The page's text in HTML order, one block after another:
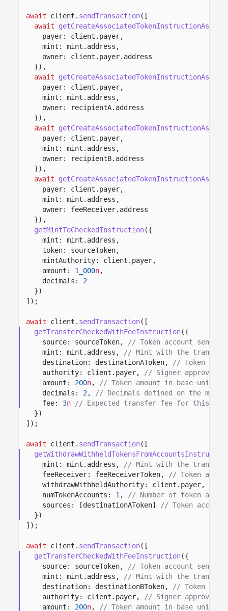
await client. sendTransaction([
await
getCreateAssociatedTokenInstructionAsync
payer: client.payer,
mint: mint.address,
owner: client.payer.address
}),
await
getCreateAssociatedTokenInstructionAsync
payer: client.payer,
mint: mint.address,
owner: recipientA.address
}),
await
getCreateAssociatedTokenInstructionAsync
payer: client.payer,
mint: mint.address,
owner: recipientB.address
}),
await
getCreateAssociatedTokenInstructionAsync
payer: client.payer,
mint: mint.address,
owner: feeReceiver.address
}),
getMintToCheckedInstruction({
mint: mint.address,
token: sourceToken,
mintAuthority: client.payer,
amount:
1_000n,
decimals:
2
})
]);
await client. sendTransaction([
getTransferCheckedWithFeeInstruction({
source: sourceToken,
// Token account
mint: mint.address,
// Mint with the transfer
destination: destinationAToken,
// Token
authority: client.payer,
// Signer approving
amount:
200n,
// Token amount in base units.
decimals:
2,
// Decimals defined on the mint.
fee:
3n
// Expected transfer fee for this
})
]);
await client. sendTransaction([
mint: mint.address,
// Mint with the transfer
feeReceiver: feeReceiverToken,
// Token
withdrawWithheldAuthority: client.payer,
numTokenAccounts:
1 ,
// Number of token
sources: [destinationAToken]
// Token
})
]);
await client. sendTransaction([
getTransferCheckedWithFeeInstruction({
source: sourceToken,
// Token account
mint: mint.address,
// Mint with the transfer
destination: destinationBToken,
// Token
authority: client.payer,
// Signer approving
amount:
200n, // Token amount in base units.